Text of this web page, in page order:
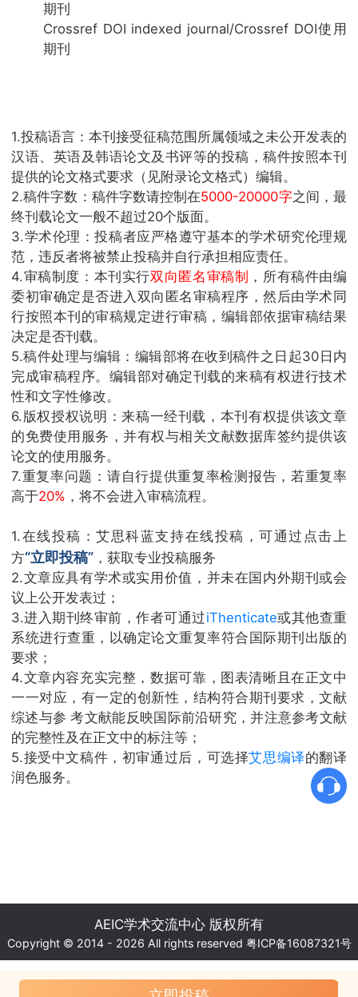
期刊
Crossref DOI indexed journal/Crossref DOI使用
期刊
1.投稿语言：本刊接受征稿范围所属领域之未公开发表的
汉语、英语及韩语论文及书评等的投稿，稿件按照本刊
提供的论文格式要求（见附录论文格式）编辑。
2.稿件字数：稿件字数请控制在5000-20000字之间，最
终刊载论文一般不超过20个版面。
3.学术伦理：投稿者应严格遵守基本的学术研究伦理规
范，违反者将被禁止投稿并自行承担相应责任。
4.审稿制度：本刊实行双向匿名审稿制 ，所有稿件由编
委初审确定是否进入双向匿名审稿程序，然后由学术同
行按照本刊的审稿规定进行审稿，编辑部依据审稿结果
决定是否刊载。
5.稿件处理与编辑：编辑部将在收到稿件之日起30日内
完成审稿程序。编辑部对确定刊载的来稿有权进行技术
性和文字性修改。
6.版权授权说明：来稿一经刊载，本刊有权提供该文章
的免费使用服务，并有权与相关文献数据库签约提供该
论文的使用服务。
7.重复率问题：请自行提供重复率检测报告，若重复率
高于20% ，将不会进入审稿流程。
1.在线投稿：艾思科蓝支持在线投稿，可通过点击上
方“立即投稿” ，获取专业投稿服务
2.文章应具有学术或实用价值，并未在国内外期刊或会
议上公开发表过；
3.进入期刊终审前，作者可通过iThenticate或其他查重
系统进行查重，以确定论文重复率符合国际期刊出版的
要求；
4.文章内容充实完整，数据可靠，图表清晰且在正文中
一一对应，有一定的创新性，结构符合期刊要求，文献
综述与参 考文献能反映国际前沿研究，并注意参考文献
的完整性及在正文中的标注等；
5.接受中文稿件，初审通过后，可选择艾思编译的翻译
润色服务。
AEIC学术交流中心 版权所有
Copyright © 2014 - 2026 All rights reserved 粤ICP备16087321号